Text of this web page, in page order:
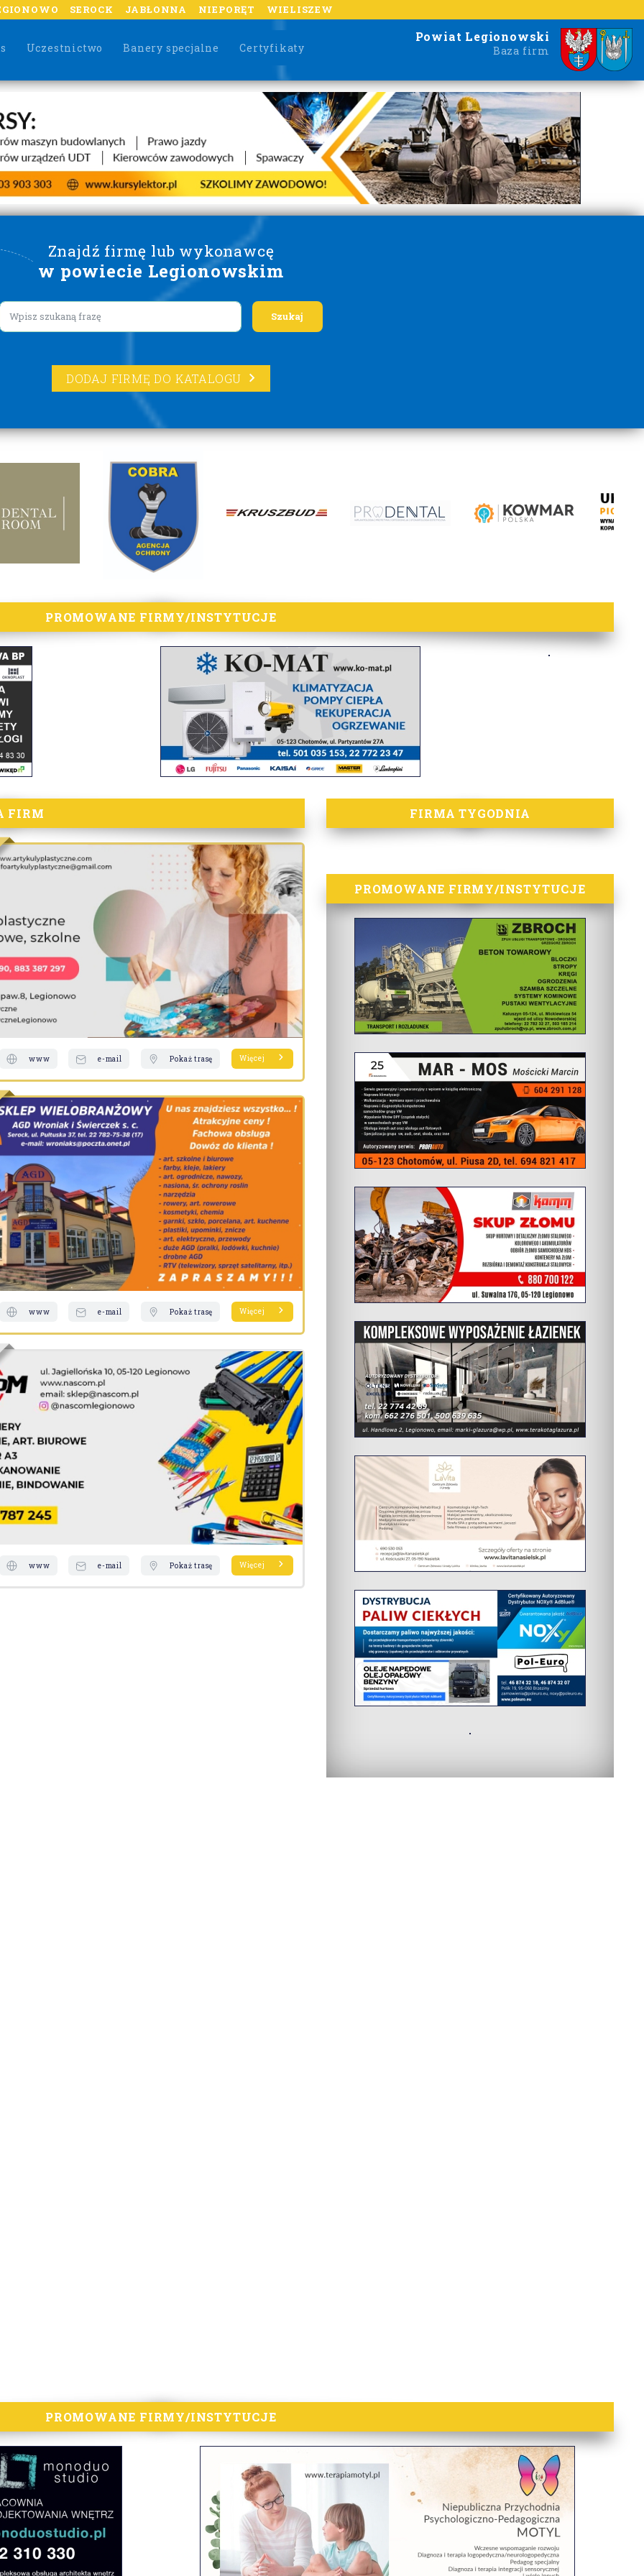
SEROCK JABŁONNA NIEPORĘT WIELISZEW
Uczestnictwo Banery specjalne Certyfikaty
Powiat Legionowski
Baza firm
Znajdź firmę lub wykonawcę
w powiecie Legionowskim
Lorem ipsum
DODAJ FIRMĘ DO KATALOGU
PROMOWANE FIRMY/INSTYTUCJE
FIRM
www e-mail Pokaż trasę Więcej
www e-mail Pokaż trasę Więcej
www e-mail Pokaż trasę Więcej
FIRMA TYGODNIA
PROMOWANE FIRMY/INSTYTUCJE
PROMOWANE FIRMY/INSTYTUCJE